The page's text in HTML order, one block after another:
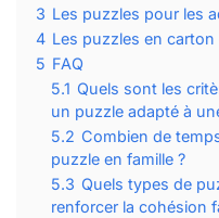
3 Les puzzles pour les
4 Les puzzles en
5 FAQ
5.1 Quels sont les
un puzzle adapté à
5.2 Combien de
puzzle en famille ?
5.3 Quels types de
renforcer la cohésion